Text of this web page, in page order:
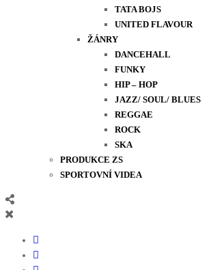
TATA BOJS
UNITED FLAVOUR
ŽÁNRY
DANCEHALL
FUNKY
HIP – HOP
JAZZ/ SOUL/ BLUES
REGGAE
ROCK
SKA
PRODUKCE ZS
SPORTOVNÍ VIDEA